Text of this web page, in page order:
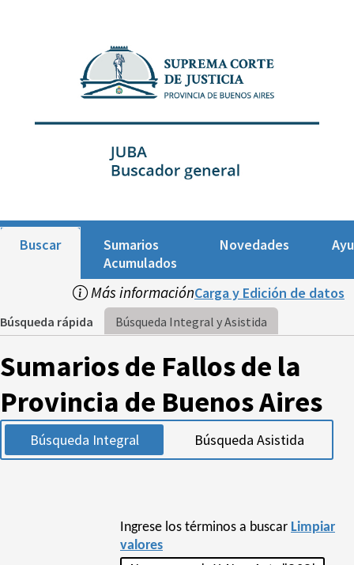
Buscar
Sumarios
Acumulados
Novedades
Más informaciónCarga y Edición de datos
Búsqueda rápida Búsqueda Integral y Asistida
Sumarios de Fallos de la
Provincia de Buenos Aires
Búsqueda Integral Búsqueda Asistida
Ingrese los términos a buscar Limpiar
valores